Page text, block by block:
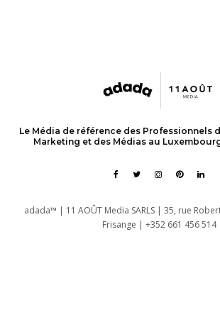
Le Média de référence des Professionnels
Marketing et des Médias au
adada™ | 11 AOÛT Media SARLS | 35, rue
Frisange | +352 661 456 514